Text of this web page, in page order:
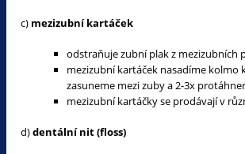
c) mezizubní kartáček
odstraňuje zubní plak z mezizubních
mezizubní kartáček nasadíme kolmo
zasuneme mezi zuby a 2-3x
mezizubní kartáčky se prodávají v
d)dentální nit (floss)